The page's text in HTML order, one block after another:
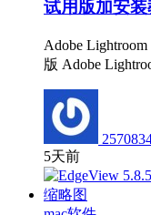
试用版加安
Adobe
版 Adobe
5天前